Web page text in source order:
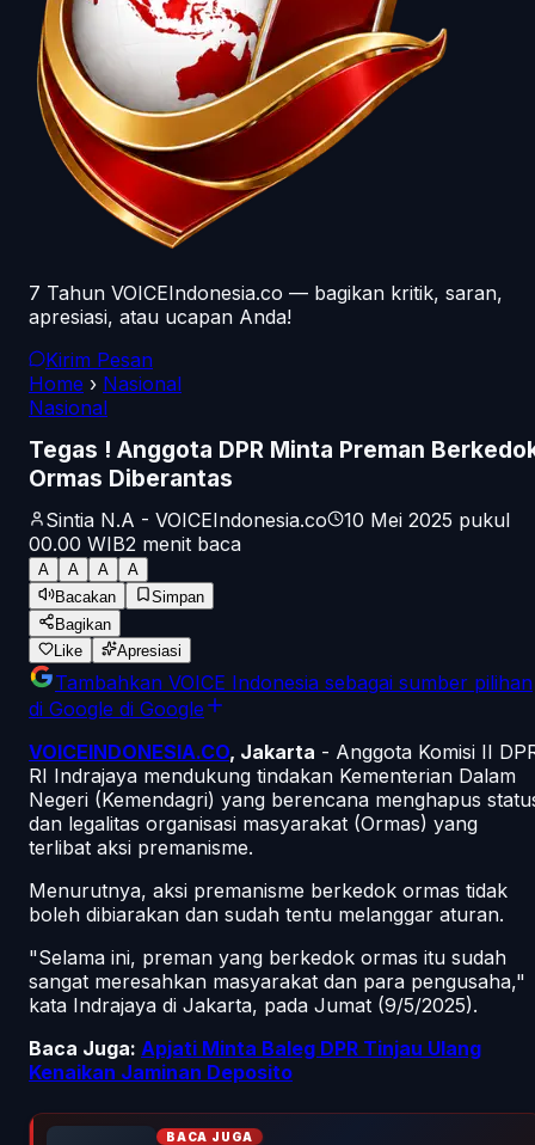
7 Tahun VOICEIndonesia.co — bagikan kritik, saran,
apresiasi, atau ucapan Anda!
Kirim Pesan
Home › Nasional
Nasional
Tegas ! Anggota DPR Minta Preman
Ormas Diberantas
Sintia N.A - VOICEIndonesia.co
10 Mei 2025 pukul
00.00 WIB2 menit baca
A A A
A
Bacakan
Simpan
Bagikan
Like
Apresiasi
Tambahkan VOICE Indonesia sebagai sumber pilihan
di Google di Google
VOICEINDONESIA.CO, Jakarta - Anggota Komisi II
RI Indrajaya mendukung tindakan Kementerian Dalam
Negeri (Kemendagri) yang berencana menghapus
dan legalitas organisasi masyarakat (Ormas) yang
terlibat aksi premanisme.
Menurutnya, aksi premanisme berkedok ormas tidak
boleh dibiarakan dan sudah tentu melanggar aturan.
"Selama ini, preman yang berkedok ormas itu sudah
sangat meresahkan masyarakat dan para pengusaha,"
kata Indrajaya di Jakarta, pada Jumat (9/5/2025).
Baca Juga: Apjati Minta Baleg DPR Tinjau Ulang
Kenaikan Jaminan Deposito
BACA JUGA